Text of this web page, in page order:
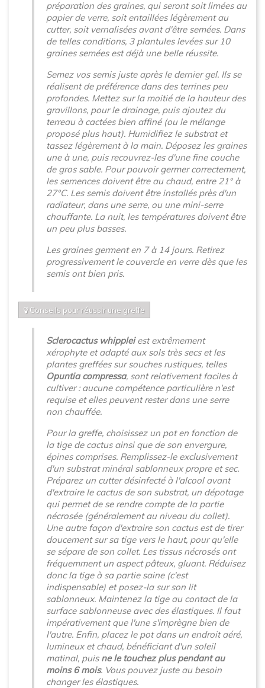
préparation des graines, qui seront soit limées au
papier de verre, soit entaillées légèrement au
cutter, soit vernalisées avant d'être semées. Dans
de telles conditions, 3 plantules levées sur 10
graines semées est déjà une belle réussite.
Semez vos semis juste après le dernier gel. Ils se
réalisent de préférence dans des terrines peu
profondes. Mettez sur la moitié de la hauteur des
gravillons, pour le drainage, puis ajoutez du
terreau à cactées bien affiné (ou le mélange
proposé plus haut). Humidifiez le substrat et
tassez légèrement à la main. Déposez les graines
une à une, puis recouvrez-les d'une fine couche
de gros sable. Pour pouvoir germer correctement,
les semences doivent être au chaud, entre 21° à
27°C. Les semis doivent être installés près d'un
radiateur, dans une serre, ou une mini-serre
chauffante. La nuit, les températures doivent être
un peu plus basses.
Les graines germent en 7 à 14 jours. Retirez
progressivement le couvercle en verre dès que les
semis ont bien pris.
Conseils pour réussir une greffe
Sclerocactus whippleiest extrêmement
xérophyte et adapté aux sols très secs et les
plantes greffées sur souches rustiques, telles
Opuntia compressa, sont relativement faciles à
cultiver : aucune compétence particulière n'est
requise et elles peuvent rester dans une serre
non chauffée.
Pour la greffe, choisissez un pot en fonction de
la tige de cactus ainsi que de son envergure,
épines comprises. Remplissez-le exclusivement
d'un substrat minéral sablonneux propre et sec.
Préparez un cutter désinfecté à l'alcool avant
d'extraire le cactus de son substrat, un dépotage
qui permet de se rendre compte de la partie
nécrosée (généralement au niveau du collet).
Une autre façon d'extraire son cactus est de tirer
doucement sur sa tige vers le haut, pour qu'elle
se sépare de son collet. Les tissus nécrosés ont
fréquemment un aspect pâteux, gluant. Réduisez
donc la tige à sa partie saine (c'est
indispensable) et posez-la sur son lit
sablonneux. Maintenez la tige au contact de la
surface sablonneuse avec des élastiques. Il faut
impérativement que l'une s'imprègne bien de
l'autre. Enfin, placez le pot dans un endroit aéré,
lumineux et chaud, bénéficiant d'un soleil
matinal, puis ne le touchez plus pendant au
moins 6 mois. Vous pouvez juste au besoin
changer les élastiques.